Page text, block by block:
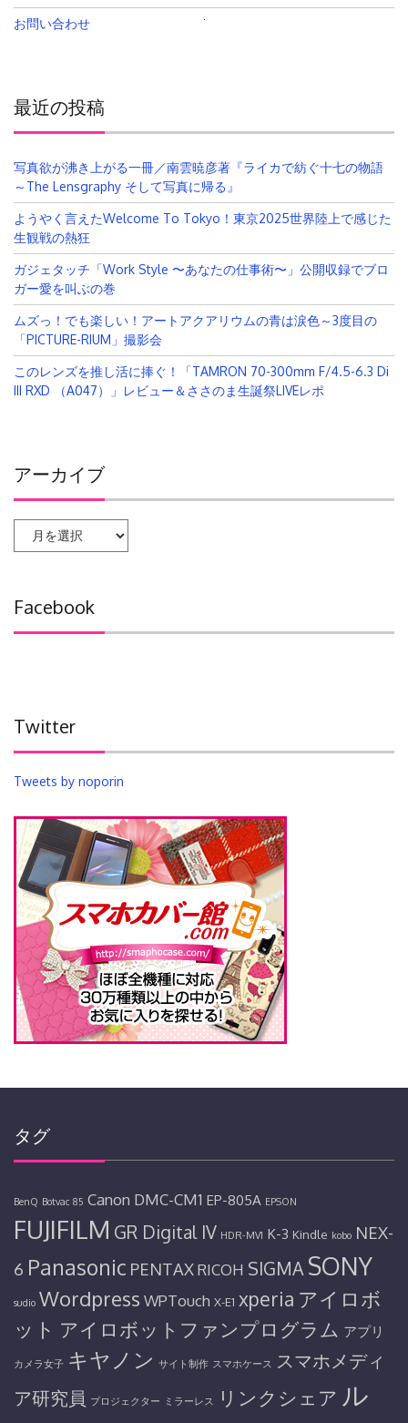
お問い合わせ
最近の投稿
写真欲が沸き上がる一冊／南雲暁彦著『ライカで紡ぐ十七の物語
～The Lensgraphy そして写真に帰る』
ようやく言えたWelcome To Tokyo！東京2025世界陸上で感じた
生観戦の熱狂
ガジェタッチ「Work Style 〜あなたの仕事術〜」公開収録でブロ
ガー愛を叫ぶの巻
ムズっ！でも楽しい！アートアクアリウムの青は涙色～3度目の
「PICTURE-RIUM」撮影会
このレンズを推し活に捧ぐ！「TAMRON 70-300mm F/4.5-6.3 Di
III RXD （A047）」レビュー＆ささのま生誕祭LIVEレポ
アーカイブ
ブ
Facebook
Twitter
Tweets by noporin
タグ
BenQ Botvac 85 Canon DMC-CM1 EP-805A EPSON
FUJIFILM GR Digital IV HDR-MV1 K-3 Kindle kobo NEX-
6 Panasonic PENTAXRICOH SIGMA SONY
sudio Wordpress WPTouch X-E1 xperia アイロボ
ット アイロボットファンプログラム アプリ
カメラ女子 キヤノン サイト制作 スマホケース
スマホメディ
ア研究員 プロジェクター ミラーレス リンクシェア ル